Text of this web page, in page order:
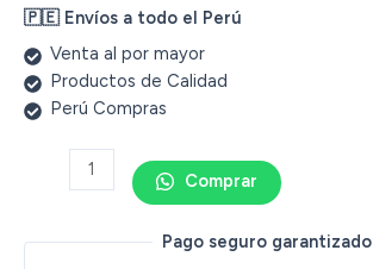
🇵🇪 Envíos a todo el Perú
Venta al por mayor
Productos de Calidad
Perú Compras
Comprar
Pago seguro garantizado